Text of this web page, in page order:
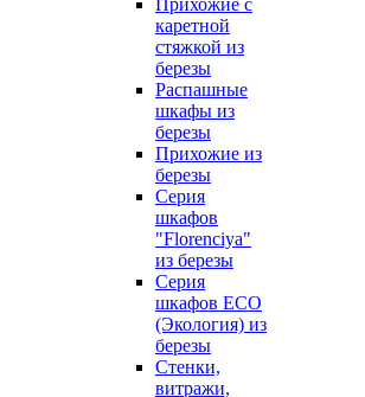
Прихожие с
каретной
стяжкой из
березы
Распашные
шкафы из
березы
Прихожие из
березы
Серия
шкафов
"Florenciya"
из березы
Серия
шкафов ECO
(Экология) из
березы
Стенки,
витражи,